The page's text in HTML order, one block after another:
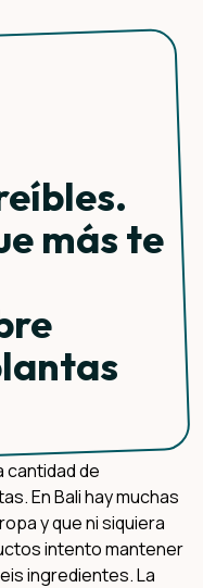
más te
cantidad de
En Bali hay muchas
y que ni siquiera
intento mantener
ingredientes. La